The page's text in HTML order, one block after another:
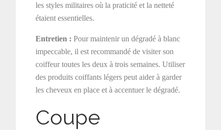
les styles militaires où la praticité et la netteté
étaient essentielles.
Entretien : Pour maintenir un dégradé à blanc
impeccable, il est recommandé de visiter son
coiffeur toutes les deux à trois semaines. Utiliser
des produits coiffants légers peut aider à garder
les cheveux en place et à accentuer le dégradé.
Coupe